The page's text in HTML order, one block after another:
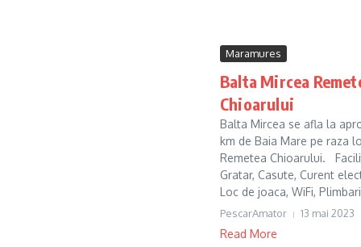
Maramures
Balta Mircea
Chioarului
Balta Mircea se afla la
km de Baia Mare pe raza
Remetea Chioarului.
Gratar, Casute, Curent
Loc de joaca, WiFi,
PescarAmator 13 mai 2023
Read More